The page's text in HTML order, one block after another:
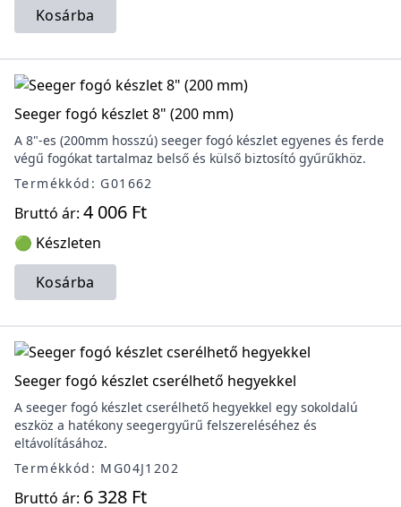
Kosárba
Seeger fogó készlet 8" (200 mm)
A 8"-es (200mm hosszú) seeger fogó készlet egyenes és ferde
végű fogókat tartalmaz belső és külső biztosító gyűrűkhöz.
Termékkód: G01662
Bruttó ár: 4 006 Ft
🟢 Készleten
Kosárba
Seeger fogó készlet cserélhető hegyekkel
A seeger fogó készlet cserélhető hegyekkel egy sokoldalú
eszköz a hatékony seegergyűrű felszereléséhez és
eltávolításához.
Termékkód: MG04J1202
Bruttó ár: 6 328 Ft